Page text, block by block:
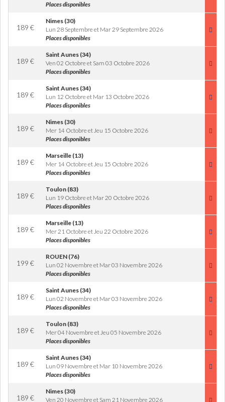
Places disponibles
189 €
Nimes (30)
Lun 28 Septembre et Mar 29 Septembre 2026
Places disponibles
189 €
Saint Aunes (34)
Ven 02 Octobre et Sam 03 Octobre 2026
Places disponibles
189 €
Saint Aunes (34)
Lun 12 Octobre et Mar 13 Octobre 2026
Places disponibles
189 €
Nimes (30)
Mer 14 Octobre et Jeu 15 Octobre 2026
Places disponibles
189 €
Marseille (13)
Mer 14 Octobre et Jeu 15 Octobre 2026
Places disponibles
189 €
Toulon (83)
Lun 19 Octobre et Mar 20 Octobre 2026
Places disponibles
189 €
Marseille (13)
Mer 21 Octobre et Jeu 22 Octobre 2026
Places disponibles
199 €
ROUEN (76)
Lun 02 Novembre et Mar 03 Novembre 2026
Places disponibles
189 €
Saint Aunes (34)
Lun 02 Novembre et Mar 03 Novembre 2026
Places disponibles
189 €
Toulon (83)
Mer 04 Novembre et Jeu 05 Novembre 2026
Places disponibles
189 €
Saint Aunes (34)
Lun 09 Novembre et Mar 10 Novembre 2026
Places disponibles
189 €
Nimes (30)
Ven 20 Novembre et Sam 21 Novembre 2026